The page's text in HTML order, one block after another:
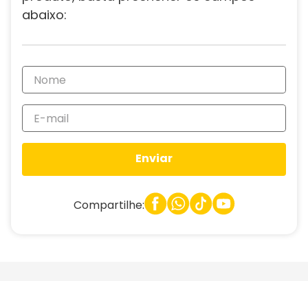
abaixo:
Enviar
Compartilhe: